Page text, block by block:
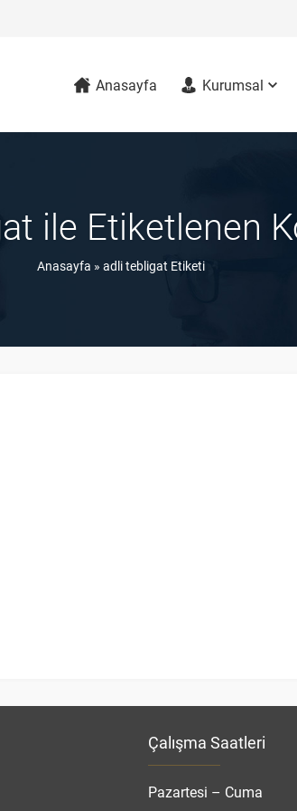
Anasayfa Kurumsal
ile Etiketlenen
Anasayfa » adli tebligat Etiketi
Çalışma Saatleri
Pazartesi – Cuma